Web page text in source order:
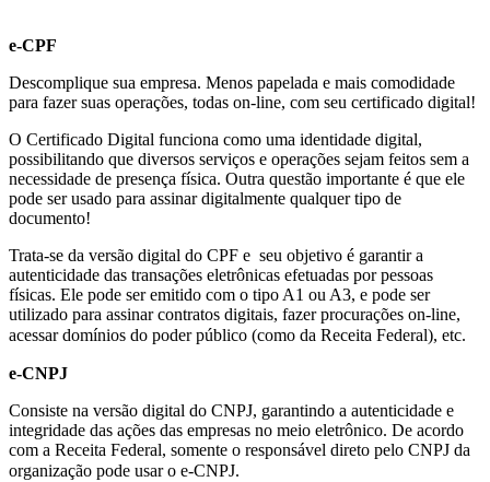
e-CPF
Descomplique sua empresa. Menos papelada e mais comodidade
para fazer suas operações, todas on-line, com seu certificado digital!
O Certificado Digital funciona como uma identidade digital,
possibilitando que diversos serviços e operações sejam feitos sem a
necessidade de presença física. Outra questão importante é que ele
pode ser usado para assinar digitalmente qualquer tipo de
documento!
Trata-se da versão digital do CPF e seu objetivo é garantir a
autenticidade das transações eletrônicas efetuadas por pessoas
físicas. Ele pode ser emitido com o tipo A1 ou A3, e pode ser
utilizado para assinar contratos digitais, fazer procurações on-line,
acessar domínios do poder público (como da Receita Federal), etc.⠀
e-CNPJ⠀
Consiste na versão digital do CNPJ, garantindo a autenticidade e
integridade das ações das empresas no meio eletrônico. De acordo
com a Receita Federal, somente o responsável direto pelo CNPJ da
organização pode usar o e-CNPJ.⠀